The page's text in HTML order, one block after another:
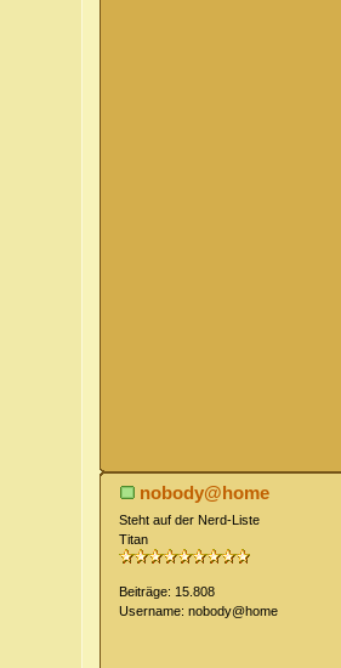
nobody@home
Steht auf der Nerd-Liste
Titan
Beiträge: 15.808
Username: nobody@home